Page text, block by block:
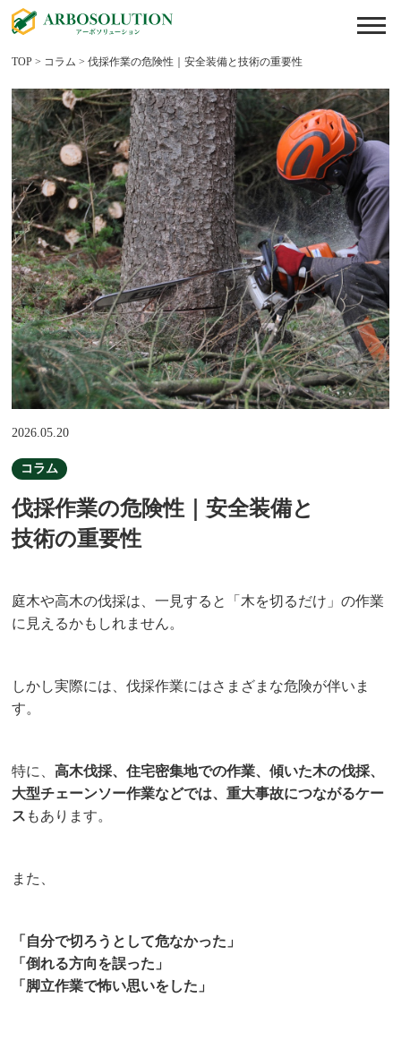
TOP > コラム >伐採作業の危険性｜安全装備と技術の重要性
2026.05.20
コラム
伐採作業の危険性｜安全装備と
技術の重要性
庭木や高木の伐採は、一見すると「木を切るだけ」の作業
に見えるかもしれません。
しかし実際には、伐採作業にはさまざまな危険が伴いま
す。
特に、高木伐採、住宅密集地での作業、傾いた木の伐採、
大型チェーンソー作業などでは、重大事故につながるケー
ス もあります。
また、
「自分で切ろうとして危なかった」
「倒れる方向を誤った」
「脚立作業で怖い思いをした」